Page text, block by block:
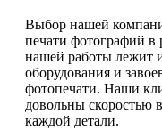
Выбор нашей
печати фотографий в
нашей работы лежит
оборудования и
фотопечати. Наши
довольны скоростью
каждой детали.